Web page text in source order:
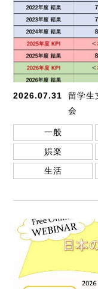
2026.07.31
留学
会
一般
娯楽
生活